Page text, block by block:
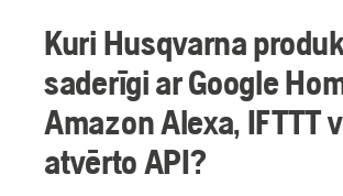
Kuri Husqvarna
saderīgi ar Google
Amazon Alexa, IFTTT
atvērto API?